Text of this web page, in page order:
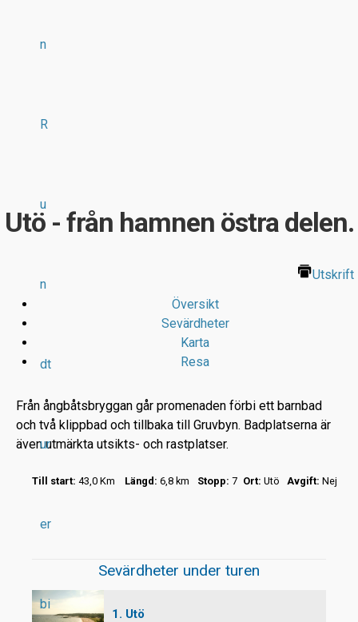
n
R
u
n
dt
ur
er
bi
Utö - från hamnen östra delen.
Utskrift
Översikt
Sevärdheter
Karta
Resa
Från ångbåtsbryggan går promenaden förbi ett barnbad
och två klippbad och tillbaka till Gruvbyn. Badplatserna är
även utmärkta utsikts- och rastplatser.
Till start: 43,0 Km Längd: 6,8 km Stopp: 7 Ort: Utö Avgift: Nej
Sevärdheter under turen
1. Utö